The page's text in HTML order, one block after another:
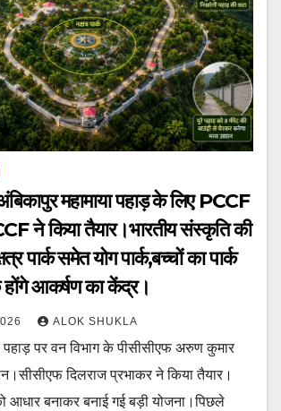
महामाया पहाड़ के लिए PCCF
ने किया तैयार।भारतीय संस्कृति की
पार्क समेत योग पार्क,बच्चों का पार्क
आकर्षण का केंद्र।
ALOK SHUKLA
पहाड़ पर वन विभाग के पीसीसीएफ अरुण कुमार
दिलराज प्रभाकर ने किया तैयार।
आधार बनाकर बनाई गई बड़ी योजना।पिछले